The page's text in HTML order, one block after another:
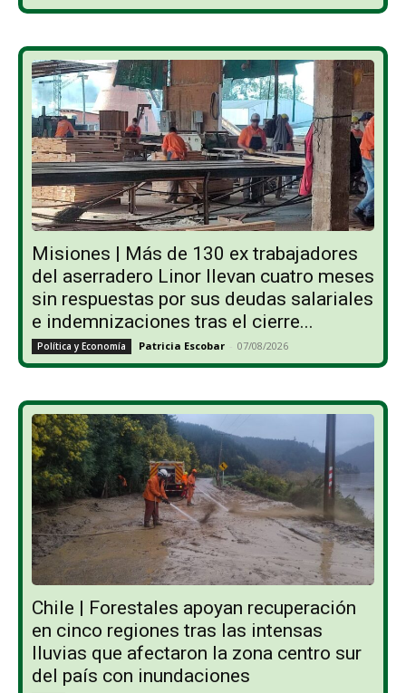
Misiones | Más de 130 ex trabajadores
del aserradero Linor llevan cuatro meses
sin respuestas por sus deudas salariales
e indemnizaciones tras el cierre...
Política y Economía Patricia Escobar - 07/08/2026
Chile | Forestales apoyan recuperación
en cinco regiones tras las intensas
lluvias que afectaron la zona centro sur
del país con inundaciones